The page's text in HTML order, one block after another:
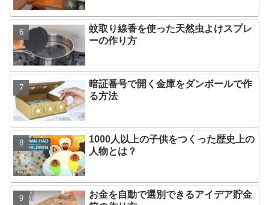
蚊取り線香を使った天然虫よけスプレ
ーの作り方
暗証番号で開く金庫をダンボールで作
る方法
1000人以上の子供をつくった歴史上の
人物とは？
お金を自動で選別できるアイデア貯金